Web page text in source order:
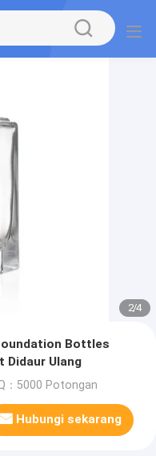
2/4
Bottles
Didaur Ulang
：5000 Potongan
Hubungi sekarang